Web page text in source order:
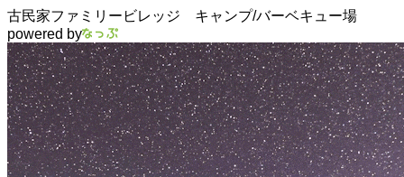
古民家ファミリービレッジ キャンプ/バーベキュー場
powered by